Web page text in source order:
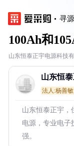
寻
100Ah和
山东恒泰正宇电源科技
山东恒
法人:杨善敏
山东恒泰正宇，
电源，专业电子
强。